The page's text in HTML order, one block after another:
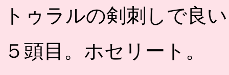
トゥラルの剣刺しで良
５頭目。ホセリート。